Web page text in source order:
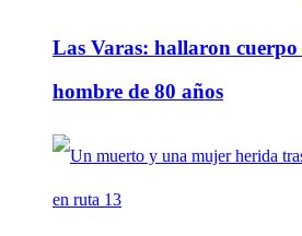
Las Varas: hallaron
hombre de 80 años